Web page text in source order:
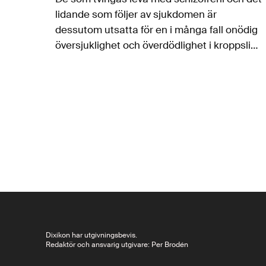
lidande som följer av sjukdomen är
dessutom utsatta för en i många fall onödig
översjuklighet och överdödlighet i kroppsliga
Dixikon har utgivningsbevis.
Redaktör och ansvarig utgivare: Per Brodén